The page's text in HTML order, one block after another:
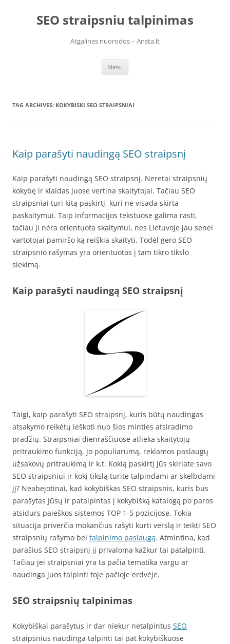
contentSEO straipsniu talpinimas
Atgalines nuorodos – Ansta.lt
Menu
TAG ARCHIVES: KOKYBISKI SEO STRAIPSNIAI
Kaip parašyti naudingą SEO straipsnį
Kaip parašyti naudingą SEO straipsnį. Neretai straipsnių
kokybę ir klaidas juose vertina skaitytojai. Tačiau SEO
straipsniai turi kitą paskirtį, kuri ne visada skirta
paskaitymui. Taip informacijos tekstuose galima rasti,
tačiau ji nėra orientuota skaitymui, nes Lietuvoje jau senei
vartotojai pamiršo ką reiškia skaityti. Todėl gero SEO
straipsnio rašymas yra orientuotas į tam tikro tikslo
siekimą.
Kaip parašyti naudingą SEO straipsnį
Taigi, kaip parašyti SEO straipsnį, kuris būtų naudingas
atsakymo reikėtų ieškoti nuo šios minties atsiradimo
pradžių. Straipsniai dienraščiuose atlieka skaitytojų
pritraukimo funkciją, jo populiarumą, reklamos paslaugų
užsakovų pritraukimą ir k.t. Kokią paskirtį Jūs skiriate savo
SEO straipsniui ir kokį tikslą turite talpindami ar skelbdami
jį? Neabejotinai, kad kokybiškas SEO straipsnis, kuris bus
parašytas Jūsų ir patalpintas į kokybišką katalogą po paros
atsidurs paieškos sistemos TOP 1-5 pozicijose. Tokia
situacija priverčia mokančius rašyti kurti verslą ir teikti SEO
straipsnių rašymo bei talpinimo paslaugą. Atmintina, kad
parašius SEO straipsnį jį privaloma kažkur tai patalpinti.
Tačiau jei straipsniai yra ta pačia tematika vargu ar
naudinga juos talpinti toje pačioje erdvėje.
SEO straipsnių talpinimas
Kokybiškai parašytus ir dar niekur netalpintus SEO
straipsnius naudinga talpinti tai pat kokybiškuose